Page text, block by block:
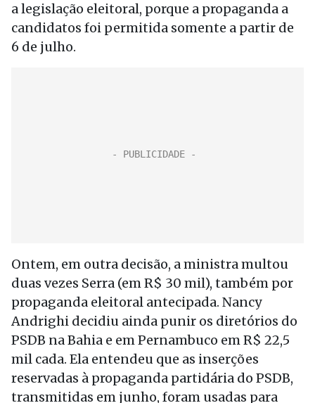
a legislação eleitoral, porque a propaganda a
candidatos foi permitida somente a partir de
6 de julho.
Ontem, em outra decisão, a ministra multou
duas vezes Serra (em R$ 30 mil), também por
propaganda eleitoral antecipada. Nancy
Andrighi decidiu ainda punir os diretórios do
PSDB na Bahia e em Pernambuco em R$ 22,5
mil cada. Ela entendeu que as inserções
reservadas à propaganda partidária do PSDB,
transmitidas em junho, foram usadas para